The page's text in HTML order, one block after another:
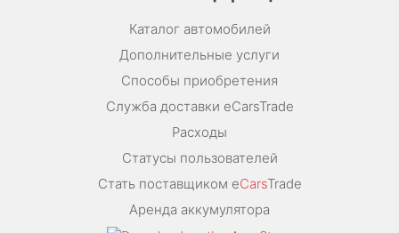
Каталог автомобилей
Дополнительные услуги
Способы приобретения
Служба доставки eCarsTrade
Расходы
Статусы пользователей
Стать поставщиком eCarsTrade
Аренда аккумулятора